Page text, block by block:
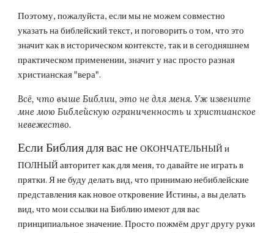
Поэтому, пожалуйста, если мы не можем совместно
указать на библейский текст, и поговорить о том, что это
значит как в историческом контексте, так и в сегодняшнем
практическом применении, значит у нас просто разная
христианская "вера".
Всё, что выше Библии, это не для меня. Уж извените
мне мою Библейскую ограниченность и христианское
невежество.
Если Библия для вас неОКОНЧАТЕЛЬНЫЙи
ПОЛНЫЙ авторитет как для меня, то давайте не играть в
прятки. Я не буду делать вид, что принимаю небиблейские
представления как новое откровение Истины, авы делать
вид, что мои ссылки на Библию имеют для вас
принципиальное значение. Просто пожмём друг другу руки